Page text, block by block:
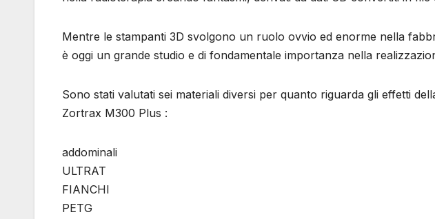
Mentre le stampanti 3D svolgono un ruolo ovvio ed enorme nella
è oggi un grande studio e di fondamentale importanza nella
Sono stati valutati sei materiali diversi per quanto riguarda gli effetti
Zortrax M300 Plus :
addominali
ULTRAT
FIANCHI
PETG